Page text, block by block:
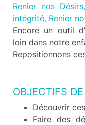
Renier nos
intégrité, Renier
Encore un outil
loin dans notre
Repositionnons
OBJECTIFS
Découvrir
Faire des